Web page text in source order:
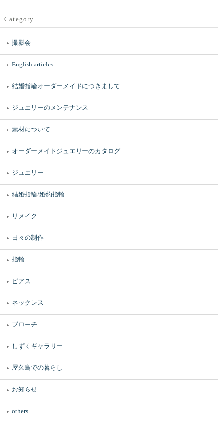
Category
撮影会
English articles
結婚指輪オーダーメイドにつきまして
ジュエリーのメンテナンス
素材について
オーダーメイドジュエリーのカタログ
ジュエリー
結婚指輪/婚約指輪
リメイク
日々の制作
指輪
ピアス
ネックレス
ブローチ
しずくギャラリー
屋久島での暮らし
お知らせ
others